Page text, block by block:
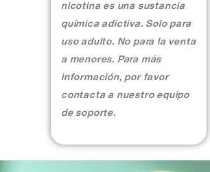
nicotina es una sustancia
química adictiva. Solo para
uso adulto. No para la venta
a menores. Para más
información, por favor
contacta a nuestro equipo
de soporte.